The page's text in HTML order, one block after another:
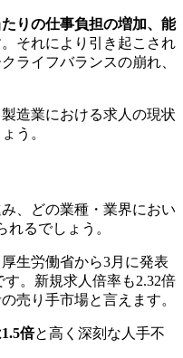
りの仕事負担の増加、能
。それにより引き起こされ
ライフバランスの崩れ、
造業における求人の現状
う。
、どの業種・業界におい
るでしょう。
生労働省から3月に発表
。新規求人倍率も2.32倍
売り手市場と言えます。
倍と高く深刻な人手不